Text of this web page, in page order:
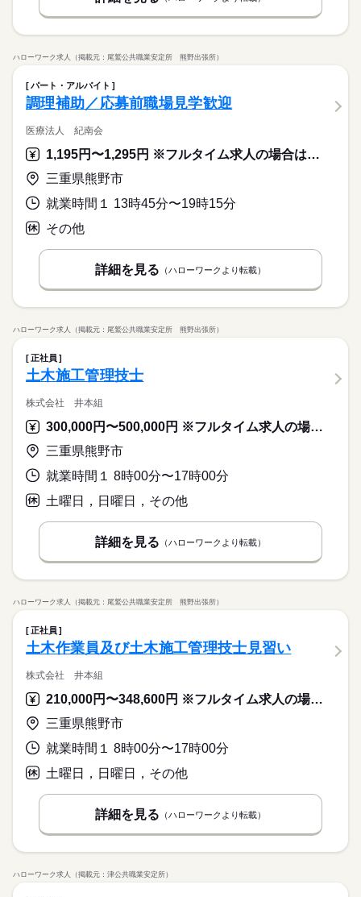
ハローワーク求人（掲載元：尾鷲公共職業安定所 熊野出張所）
パート・アルバイト
調理補助／応募前職場見学歓迎
医療法人 紀南会
1,195円〜1,295円 ※フルタイム求人の場合は月額（換算額）、パート求人の場合は時間額を表示しています。
三重県熊野市
就業時間１ 13時45分〜19時15分
その他
詳細を見る （ハローワークより転載）
ハローワーク求人（掲載元：尾鷲公共職業安定所 熊野出張所）
正社員
土木施工管理技士
株式会社 井本組
300,000円〜500,000円 ※フルタイム求人の場合は月額（換算額）、パート求人の場合は時間額を表示しています。
三重県熊野市
就業時間１ 8時00分〜17時00分
土曜日，日曜日，その他
詳細を見る （ハローワークより転載）
ハローワーク求人（掲載元：尾鷲公共職業安定所 熊野出張所）
正社員
土木作業員及び土木施工管理技士見習い
株式会社 井本組
210,000円〜348,600円 ※フルタイム求人の場合は月額（換算額）、パート求人の場合は時間額を表示しています。
三重県熊野市
就業時間１ 8時00分〜17時00分
土曜日，日曜日，その他
詳細を見る （ハローワークより転載）
ハローワーク求人（掲載元：津公共職業安定所）